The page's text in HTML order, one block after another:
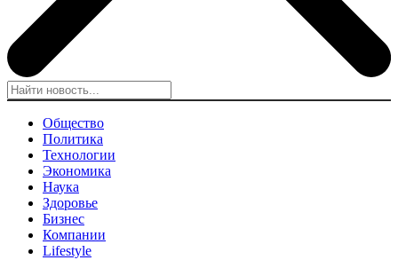
Общество
Политика
Технологии
Экономика
Наука
Здоровье
Бизнес
Компании
Lifestyle